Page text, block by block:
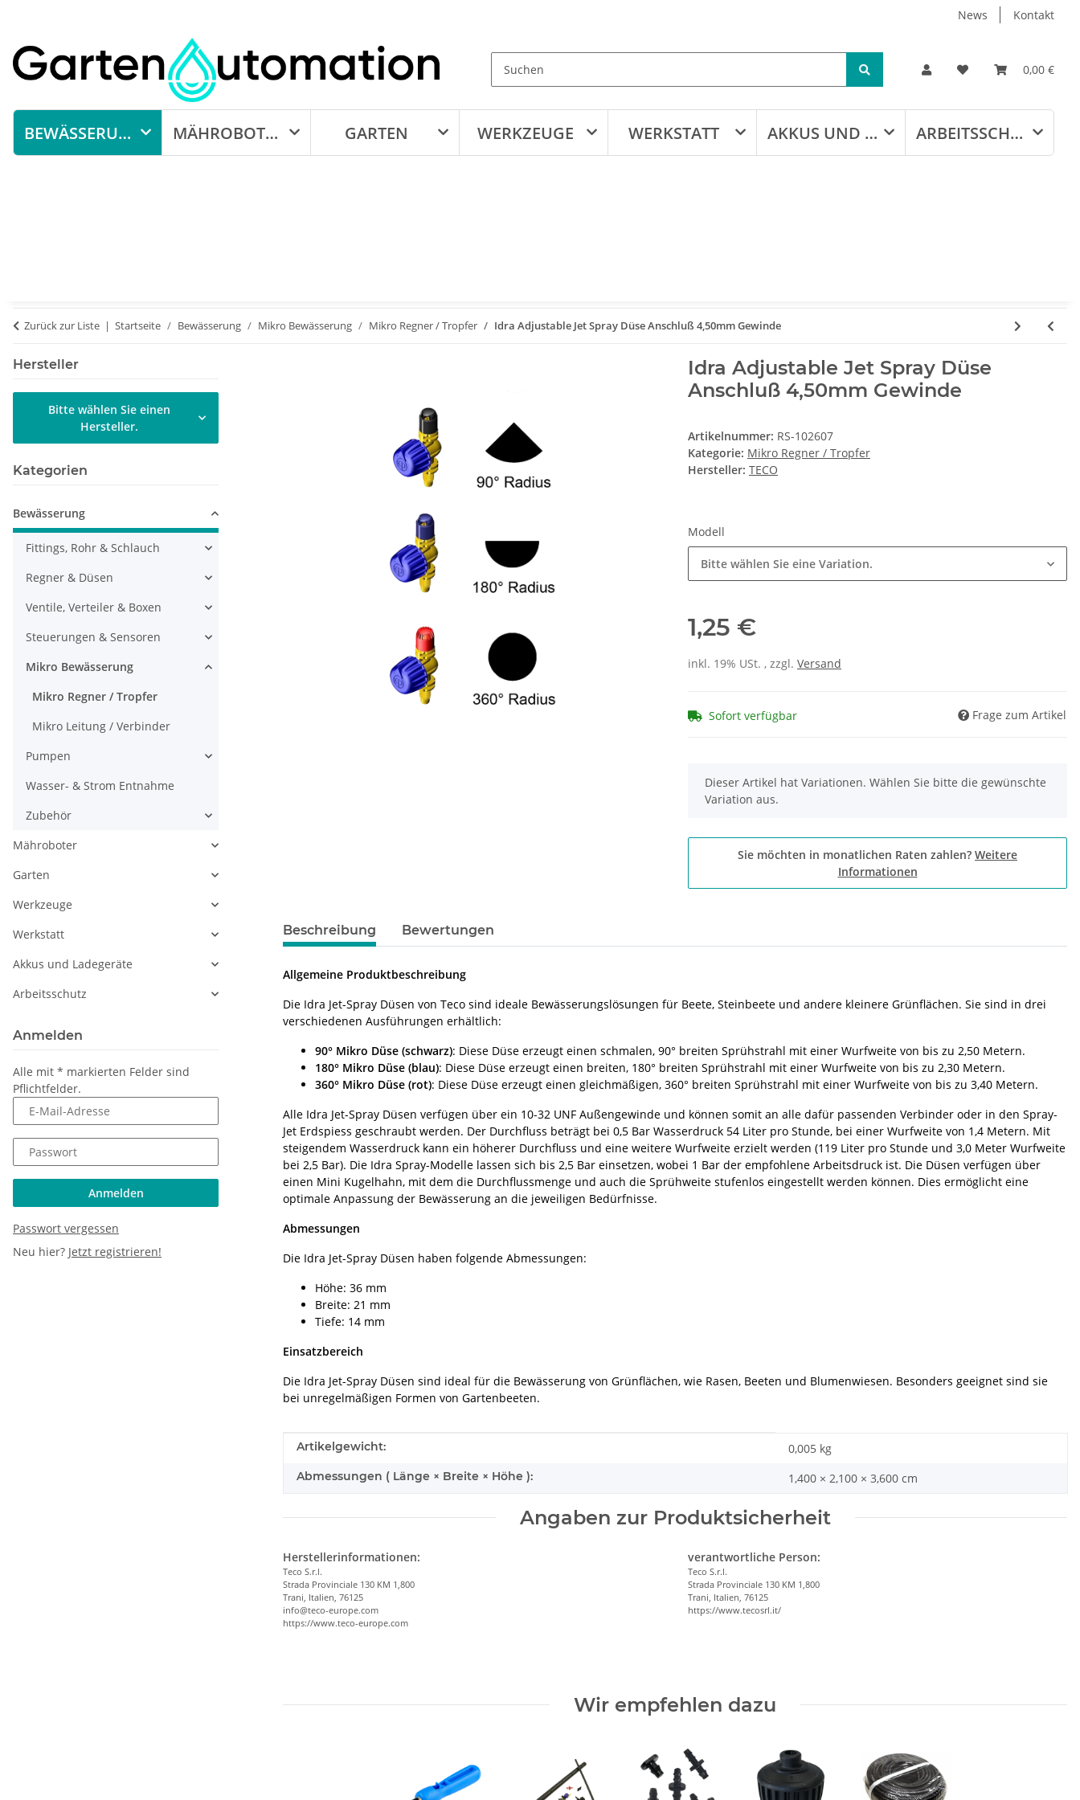
News Kontakt
0,00 €
BEWÄSSERUNG MÄHROBOTER GARTEN WERKZEUGE WERKSTATT AKKUS UND LADEGERÄTE ARBEITSSCHUTZ
Zurück zur Liste Startseite Bewässerung Mikro Bewässerung Mikro Regner / Tropfer Idra Adjustable Jet Spray Düse Anschluß 4,50mm Gewinde
Idra Adjustable Jet Spray Düse
Anschluß 4,50mm Gewinde
Artikelnummer: RS-102607
Kategorie: Mikro Regner / Tropfer
Hersteller: TECO
Modell
Bitte wählen Sie eine Variation.
1,25 €
inkl. 19% USt. , zzgl. Versand
Sofort verfügbar Frage zum Artikel
x
Dieser Artikel hat Variationen. Wählen Sie bitte die gewünschte
Variation aus.
Sie möchten in monatlichen Raten zahlen? Weitere
Informationen
Beschreibung Bewertungen
Allgemeine Produktbeschreibung
Die Idra Jet-Spray Düsen von Teco sind ideale Bewässerungslösungen für Beete, Steinbeete und andere kleinere Grünflächen. Sie sind in drei
verschiedenen Ausführungen erhältlich:
90° Mikro Düse (schwarz): Diese Düse erzeugt einen schmalen, 90° breiten Sprühstrahl mit einer Wurfweite von bis zu 2,50 Metern.
180° Mikro Düse (blau): Diese Düse erzeugt einen breiten, 180° breiten Sprühstrahl mit einer Wurfweite von bis zu 2,30 Metern.
360° Mikro Düse (rot): Diese Düse erzeugt einen gleichmäßigen, 360° breiten Sprühstrahl mit einer Wurfweite von bis zu 3,40 Metern.
Alle Idra Jet-Spray Düsen verfügen über ein 10-32 UNF Außengewinde und können somit an alle dafür passenden Verbinder oder in den Spray-
Jet Erdspiess geschraubt werden. Der Durchfluss beträgt bei 0,5 Bar Wasserdruck 54 Liter pro Stunde, bei einer Wurfweite von 1,4 Metern. Mit
steigendem Wasserdruck kann ein höherer Durchfluss und eine weitere Wurfweite erzielt werden (119 Liter pro Stunde und 3,0 Meter Wurfweite
bei 2,5 Bar). Die Idra Spray-Modelle lassen sich bis 2,5 Bar einsetzen, wobei 1 Bar der empfohlene Arbeitsdruck ist. Die Düsen verfügen über
einen Mini Kugelhahn, mit dem die Durchflussmenge und auch die Sprühweite stufenlos eingestellt werden können. Dies ermöglicht eine
optimale Anpassung der Bewässerung an die jeweiligen Bedürfnisse.
Abmessungen
Die Idra Jet-Spray Düsen haben folgende Abmessungen:
Höhe: 36 mm
Breite: 21 mm
Tiefe: 14 mm
Einsatzbereich
Die Idra Jet-Spray Düsen sind ideal für die Bewässerung von Grünflächen, wie Rasen, Beeten und Blumenwiesen. Besonders geeignet sind sie
bei unregelmäßigen Formen von Gartenbeeten.
Produkteigenschaft
Wert
Artikelgewicht: 0,005 kg
Abmessungen ( Länge × Breite × Höhe ): 1,400 × 2,100 × 3,600 cm
Angaben zur Produktsicherheit
Herstellerinformationen:
Teco S.r.l.
Strada Provinciale 130 KM 1,800
Trani, Italien, 76125
info@teco-europe.com
https://www.teco-europe.com
verantwortliche Person:
Teco S.r.l.
Strada Provinciale 130 KM 1,800
Trani, Italien, 76125
https://www.tecosrl.it/
Wir empfehlen dazu
Hersteller
Bitte wählen Sie einen
Hersteller.
Kategorien
Bewässerung
Fittings, Rohr & Schlauch
Regner & Düsen
Ventile, Verteiler & Boxen
Steuerungen & Sensoren
Mikro Bewässerung
Mikro Regner / Tropfer
Mikro Leitung / Verbinder
Pumpen
Wasser- & Strom Entnahme
Zubehör
Mähroboter
Garten
Werkzeuge
Werkstatt
Akkus und Ladegeräte
Arbeitsschutz
Anmelden
Alle mit * markierten Felder sind
Pflichtfelder.
E-Mail-Adresse
Passwort
Anmelden
Passwort vergessen
Neu hier? Jetzt registrieren!